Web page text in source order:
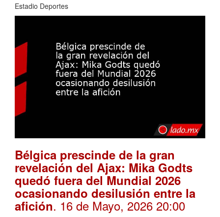
Estadio Deportes
Bélgica prescinde de la gran
revelación del Ajax: Mika Godts
quedó fuera del Mundial 2026
ocasionando desilusión entre la
afición. 16 de Mayo, 2026 20:00